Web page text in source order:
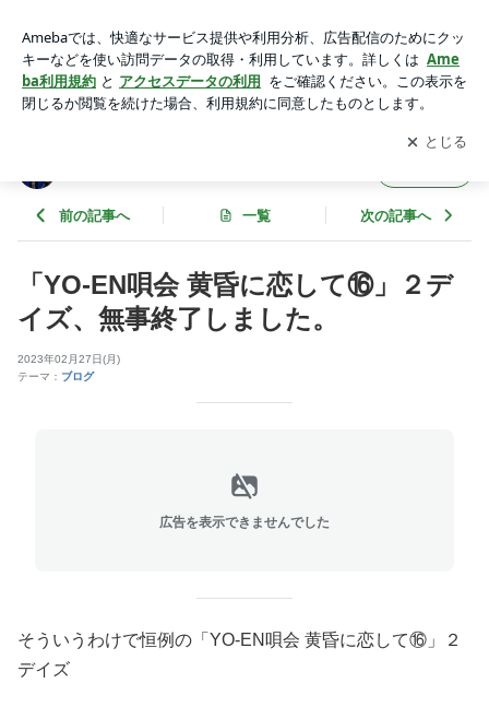
た。 | ギャラリービブリオ店番日記 ～蕃茄庵日録～
アプリをダウンロードして ブログの更新通知
を受け取りまし
ょう。
開く
前の記事へ 一覧 次の記事へ
「YO-EN唄会 黄昏に恋して⑯」２デ
イズ、無事終了しました。
2023年02月27日(月)
テーマ： ブログ
広告を表示できませんでした
そういうわけで恒例の「YO-EN唄会 黄昏に恋して⑯」２
デイズ